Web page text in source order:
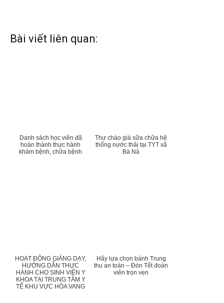
Bài viết liên quan:
Danh sách học viên đã
hoàn thành thực hành
khám bệnh, chữa bệnh
Thư chào giá sữa chữa hệ
thống nước thải tại TYT xã
Bà Nà
HOẠT ĐỘNG GIẢNG DẠY,
HƯỚNG DẪN THỰC
HÀNH CHO SINH VIÊN Y
KHOA TẠI TRUNG TÂM Y
TẾ KHU VỰC HÒA VANG
Hãy lựa chọn bánh Trung
thu an toàn – Đón Tết đoàn
viên trọn vẹn